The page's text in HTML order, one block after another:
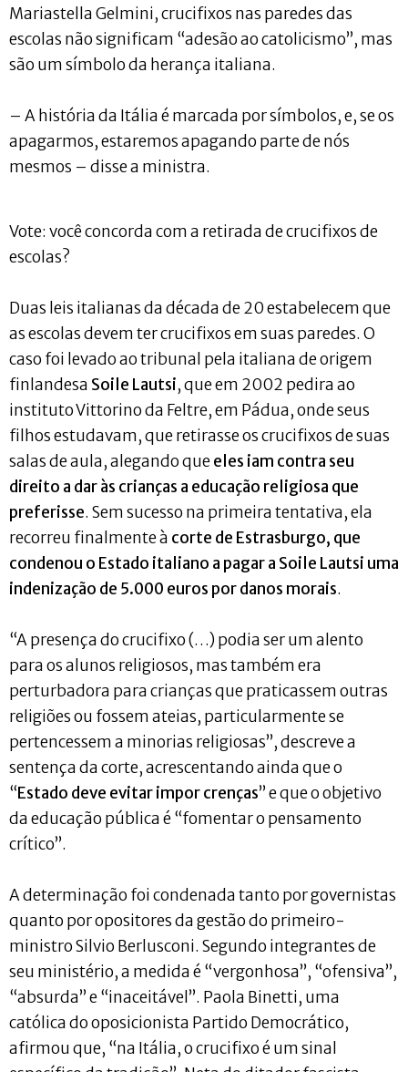
Mariastella Gelmini, crucifixos nas paredes das
escolas não significam “adesão ao catolicismo”, mas
são um símbolo da herança italiana.
– A história da Itália é marcada por símbolos, e, se os
apagarmos, estaremos apagando parte de nós
mesmos – disse a ministra.
Vote: você concorda com a retirada de crucifixos de
escolas?
Duas leis italianas da década de 20 estabelecem que
as escolas devem ter crucifixos em suas paredes. O
caso foi levado ao tribunal pela italiana de origem
finlandesa Soile Lautsi, que em 2002 pedira ao
instituto Vittorino da Feltre, em Pádua, onde seus
filhos estudavam, que retirasse os crucifixos de suas
salas de aula, alegando queeles iam contra seu
direito a dar às crianças a educação religiosa que
preferisse. Sem sucesso na primeira tentativa, ela
recorreu finalmente à corte de Estrasburgo, que
condenou o Estado italiano a pagar a Soile Lautsi uma
indenização de 5.000 euros por danos morais.
“A presença do crucifixo (…) podia ser um alento
para os alunos religiosos, mas também era
perturbadora para crianças que praticassem outras
religiões ou fossem ateias, particularmente se
pertencessem a minorias religiosas”, descreve a
sentença da corte, acrescentando ainda que o
“Estado deve evitar impor crenças” e que o objetivo
da educação pública é “fomentar o pensamento
crítico”.
A determinação foi condenada tanto por governistas
quanto por opositores da gestão do primeiro-
ministro Silvio Berlusconi. Segundo integrantes de
seu ministério, a medida é “vergonhosa”, “ofensiva”,
“absurda” e “inaceitável”. Paola Binetti, uma
católica do oposicionista Partido Democrático,
afirmou que, “na Itália, o crucifixo é um sinal